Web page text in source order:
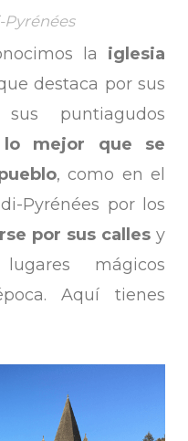
Pyrénées
la iglesia
destaca por sus
puntiagudos
lo mejor que se
, como en el
Pyrénées por los
por sus calles y
mágicos
Aquí tienes